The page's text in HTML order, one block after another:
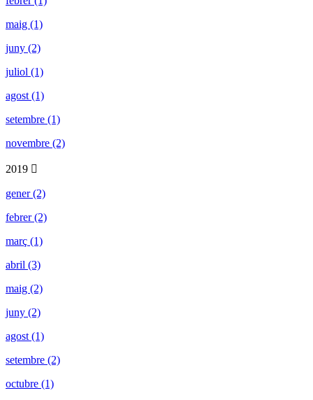
maig (1)
juny (2)
juliol (1)
agost (1)
setembre (1)
novembre (2)
2019
gener (2)
febrer (2)
març (1)
abril (3)
maig (2)
juny (2)
agost (1)
setembre (2)
octubre (1)